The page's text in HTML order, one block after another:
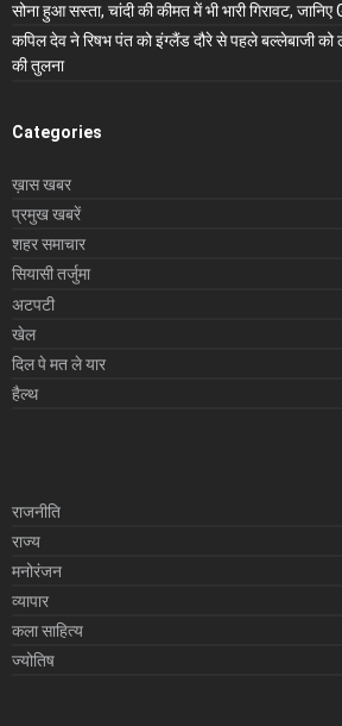
सोना हुआ सस्ता, चांदी की कीमत में भी भारी गिरावट,
कपिल देव ने रिषभ पंत को इंग्लैंड दौरे से पहले बल्लेबाजी को
की तुलना
Categories
ख़ास खबर
प्रमुख खबरें
शहर समाचार
सियासी तर्जुमा
अटपटी
खेल
दिल पे मत ले यार
हैल्थ
राजनीति
राज्य
मनोरंजन
व्यापार
कला साहित्य
ज्योतिष